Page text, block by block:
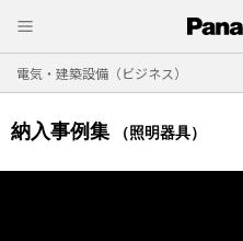
電気・建築設備（ビジネス）
納入事例集 （照明器具）